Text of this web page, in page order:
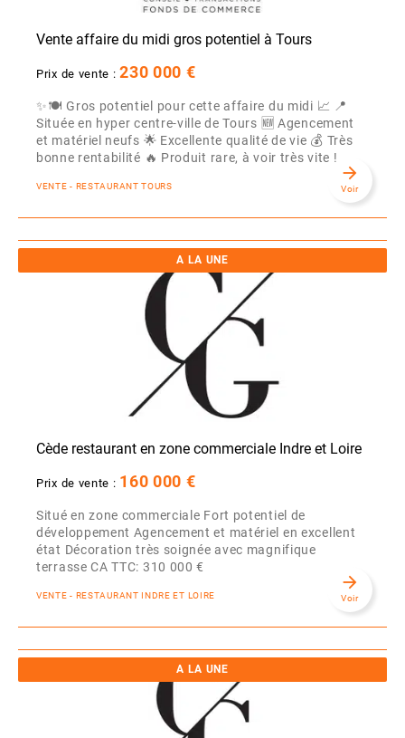
Vente affaire du midi gros potentiel à Tours
Prix de vente :230 000 €
✨🍽️ Gros potentiel pour cette affaire du midi 📈 📍
Située en hyper centre-ville de Tours 🆕 Agencement
et matériel neufs 🌟 Excellente qualité de vie 💰 Très
bonne rentabilité 🔥 Produit rare, à voir très vite ! ...
VENTE - RESTAURANT TOURS
arrow_forward
Voir
A LA UNE
Cède restaurant en zone commerciale Indre et Loire
Prix de vente : 160 000 €
Situé en zone commerciale Fort potentiel de
développement Agencement et matériel en excellent
état Décoration très soignée avec magnifique
terrasse CA TTC: 310 000 €
VENTE - RESTAURANT INDRE ET LOIRE
arrow_forward
Voir
A LA UNE